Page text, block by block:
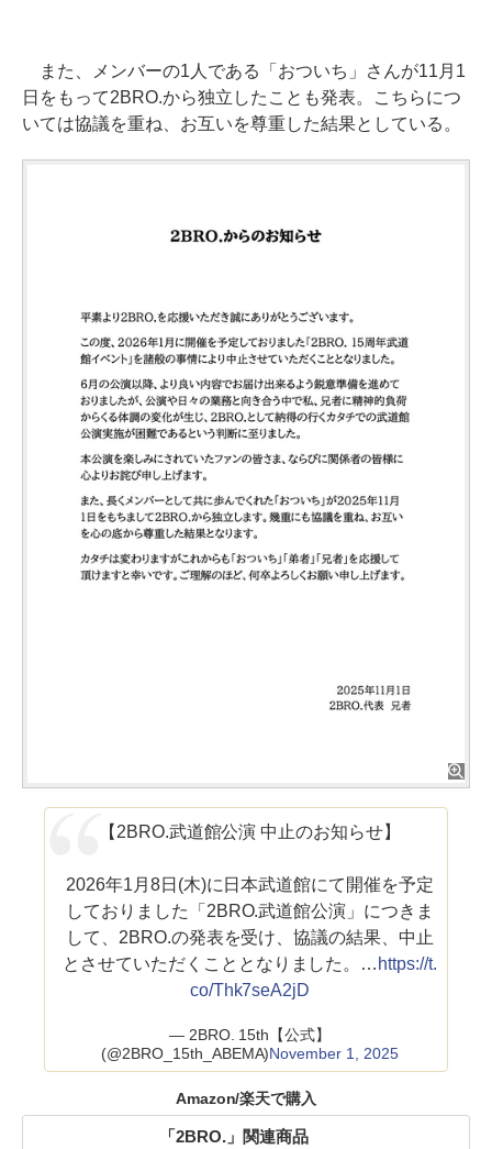
また、メンバーの1人である「おついち」さんが11月1
日をもって2BRO.から独立したことも発表。こちらにつ
いては協議を重ね、お互いを尊重した結果としている。
【2BRO.武道館公演 中止のお知らせ】
2026年1月8日(木)に日本武道館にて開催を予定
しておりました「2BRO.武道館公演」につきま
して、2BRO.の発表を受け、協議の結果、中止
とさせていただくこととなりました。… https://t.
co/Thk7seA2jD
— 2BRO. 15th【公式】
(@2BRO_15th_ABEMA)November 1, 2025
Amazon/楽天で購入
「2BRO.」関連商品